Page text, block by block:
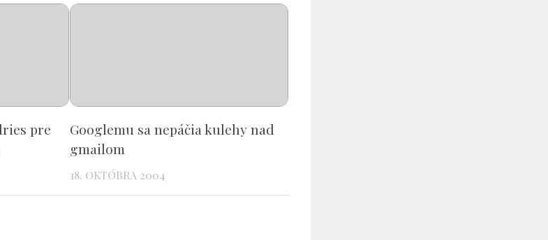
pre
Googlemu sa nepáčia kulehy nad
gmailom
18. OKTÓBRA 2004